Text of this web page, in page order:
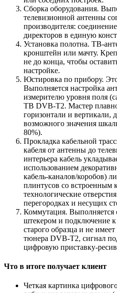
Сборка оборудования.
телевизионной антенны
производителя:
директоров в единую
Установка полотна. ТВ-
кронштейн или мачту.
не до конца, чтобы
настройке.
Юстировка по прибору.
Выполняется настройка
измерителю уровня поля
ТВ DVB-T2. Мастер
горизонтали и вертикали,
возможного значения
80%).
Прокладка кабельной
кабеля от антенны до
интерьера кабель
использованием
кабель-каналов/коробов)
плинтусов со встроенным
технологические
перегородках и несущих
Коммутация. Выполняется
штекером и подключение к
старого образца и не
тюнера DVB-T2, сигнал
цифровую приставку-
Что в итоге получает клиент
Четкая картинка